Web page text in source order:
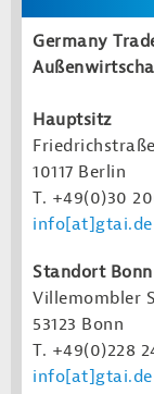
Germany
Hauptsitz
10117 Berlin
T. +49(0)30
info[at]gtai.de
Standort Bonn
Villemombler
53123 Bonn
T. +49(0)228
info[at]gtai.de